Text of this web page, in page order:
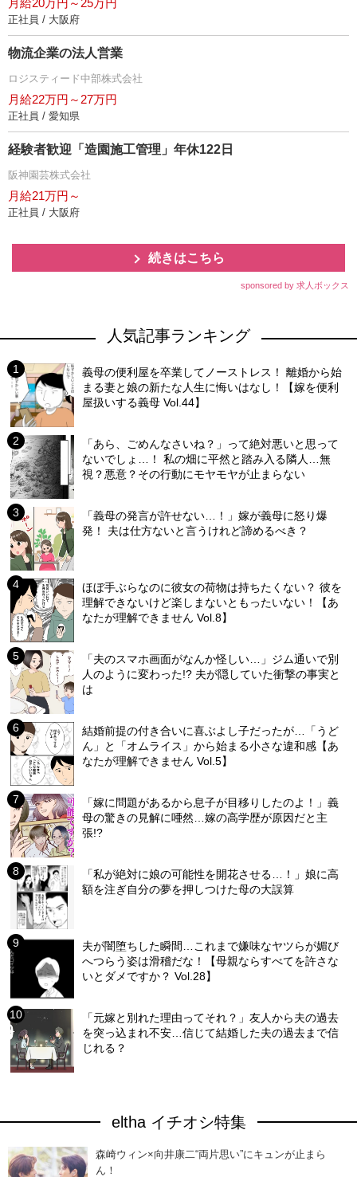
月給20万円～25万円
正社員 / 大阪府
物流企業の法人営業
ロジスティード中部株式会社
月給22万円～27万円
正社員 / 愛知県
経験者歓迎「造園施工管理」年休122日
阪神園芸株式会社
月給21万円～
正社員 / 大阪府
続きはこちら
sponsored by 求人ボックス
人気記事ランキング
義母の便利屋を卒業してノーストレス！ 離婚から始
まる妻と娘の新たな人生に悔いはなし！【嫁を便利
屋扱いする義母 Vol.44】
「あら、ごめんなさいね？」って絶対悪いと思って
ないでしょ…！ 私の畑に平然と踏み入る隣人…無
視？悪意？その行動にモヤモヤが止まらない
「義母の発言が許せない…！」嫁が義母に怒り爆
発！ 夫は仕方ないと言うけれど諦めるべき？
ほぼ手ぶらなのに彼女の荷物は持ちたくない？ 彼を
理解できないけど楽しまないともったいない！【あ
なたが理解できません Vol.8】
「夫のスマホ画面がなんか怪しい…」ジム通いで別
人のように変わった!? 夫が隠していた衝撃の事実と
は
結婚前提の付き合いに喜ぶよし子だったが…「うど
ん」と「オムライス」から始まる小さな違和感【あ
なたが理解できません Vol.5】
「嫁に問題があるから息子が目移りしたのよ！」義
母の驚きの見解に唖然…嫁の高学歴が原因だと主
張!?
「私が絶対に娘の可能性を開花させる…！」娘に高
額を注ぎ自分の夢を押しつけた母の大誤算
夫が闇堕ちした瞬間…これまで嫌味なヤツらが媚び
へつらう姿は滑稽だな！【母親ならすべてを許さな
いとダメですか？ Vol.28】
「元嫁と別れた理由ってそれ？」友人から夫の過去
を突っ込まれ不安…信じて結婚した夫の過去まで信
じれる？
eltha イチオシ特集
森崎ウィン×向井康二“両片思い”にキュンが止まら
ん！